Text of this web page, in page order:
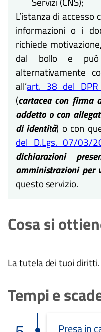
L’istanza di
informazioni o i
richiede
dal bollo e può
alternativamente
all’art. 38 del
(cartacea con firma
addetto o con
di identità) o con
del D.Lgs. 07/03/
dichiarazioni
amministrazioni per
questo servizio.
Cosa si
La tutela dei tuoi diritti.
Tempi e
Presa in